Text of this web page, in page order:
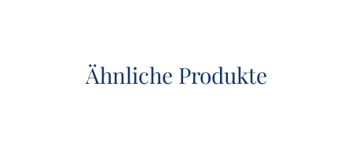
Ähnliche Produkte